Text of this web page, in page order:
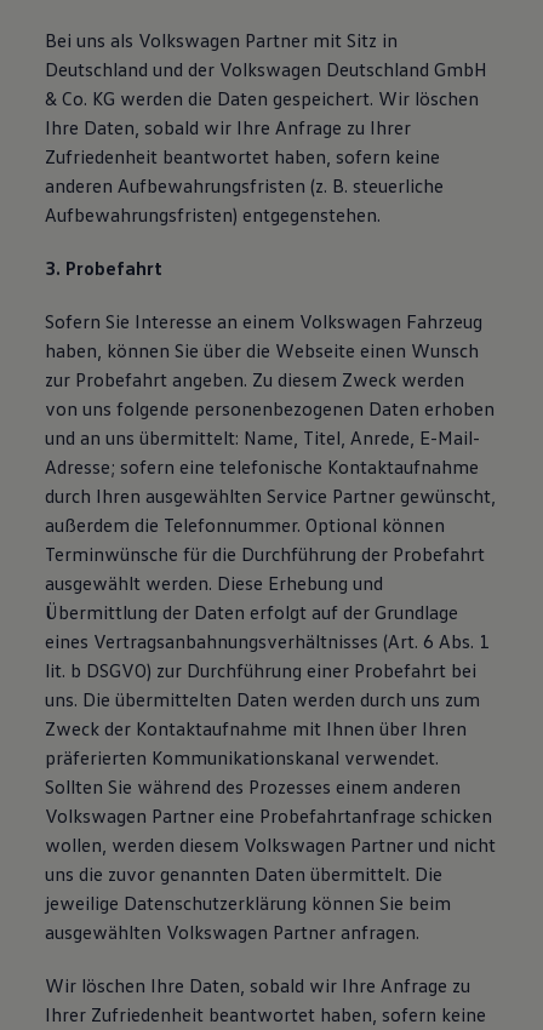
Bei uns als Volkswagen Partner mit Sitz in
Deutschland und der Volkswagen Deutschland GmbH
& Co. KG werden die Daten gespeichert. Wir löschen
Ihre Daten, sobald wir Ihre Anfrage zu Ihrer
Zufriedenheit beantwortet haben, sofern keine
anderen Aufbewahrungsfristen (z. B. steuerliche
Aufbewahrungsfristen) entgegenstehen.
3. Probefahrt
Sofern Sie Interesse an einem Volkswagen Fahrzeug
haben, können Sie über die Webseite einen Wunsch
zur Probefahrt angeben. Zu diesem Zweck werden
von uns folgende personenbezogenen Daten erhoben
und an uns übermittelt: Name, Titel, Anrede, E-Mail-
Adresse; sofern eine telefonische Kontaktaufnahme
durch Ihren ausgewählten Service Partner gewünscht,
außerdem die Telefonnummer. Optional können
Terminwünsche für die Durchführung der Probefahrt
ausgewählt werden. Diese Erhebung und
Übermittlung der Daten erfolgt auf der Grundlage
eines Vertragsanbahnungsverhältnisses (Art. 6 Abs. 1
lit. b DSGVO) zur Durchführung einer Probefahrt bei
uns. Die übermittelten Daten werden durch uns zum
Zweck der Kontaktaufnahme mit Ihnen über Ihren
präferierten Kommunikationskanal verwendet.
Sollten Sie während des Prozesses einem anderen
Volkswagen Partner eine Probefahrtanfrage schicken
wollen, werden diesem Volkswagen Partner und nicht
uns die zuvor genannten Daten übermittelt. Die
jeweilige Datenschutzerklärung können Sie beim
ausgewählten Volkswagen Partner anfragen.
Wir löschen Ihre Daten, sobald wir Ihre Anfrage zu
Ihrer Zufriedenheit beantwortet haben, sofern keine